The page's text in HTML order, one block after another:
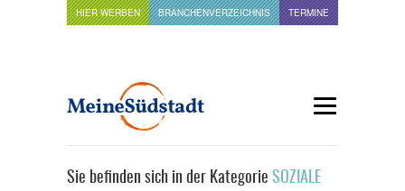
HIER WERBEN BRANCHENVERZEICHNIS TERMINE
Sie befinden sich in der Kategorie SOZIALE